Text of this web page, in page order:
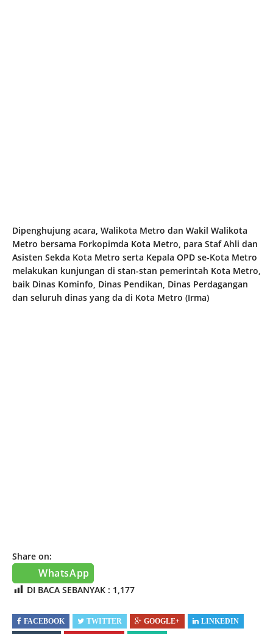
Dipenghujung acara, Walikota Metro dan Wakil Walikota
Metro bersama Forkopimda Kota Metro, para Staf Ahli dan
Asisten Sekda Kota Metro serta Kepala OPD se-Kota Metro
melakukan kunjungan di stan-stan pemerintah Kota Metro,
baik Dinas Kominfo, Dinas Pendikan, Dinas Perdagangan
dan seluruh dinas yang da di Kota Metro (Irma)
Share on:
WhatsApp
DI BACA SEBANYAK : 1,177
FACEBOOK TWITTER GOOGLE+ LINKEDIN